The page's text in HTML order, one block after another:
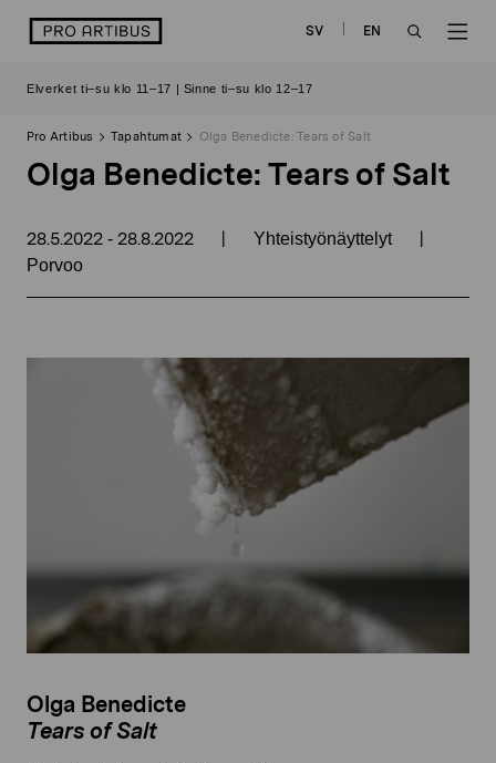
sisältöön
logo SV
EN
Elverket ti–su klo 11–17 | Sinne ti–su klo 12–17
Pro Artibus Tapahtumat Olga Benedicte: Tears of Salt
Olga Benedicte: Tears of Salt
28.5.2022 - 28.8.2022 | Yhteistyönäyttelyt |
Porvoo
Olga Benedicte
Tears of Salt